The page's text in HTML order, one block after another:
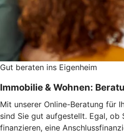
Gut beraten ins Eigenheim
Immobilie & Wohnen:
Mit unserer Online-Beratung für
sind Sie gut aufgestellt. Egal, ob
finanzieren, eine